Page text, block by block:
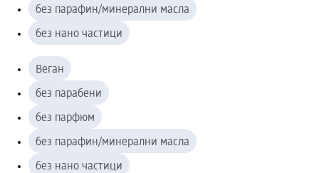
без парафин/минерални масла
без нано частици
Веган
без парабени
без парфюм
без парафин/минерални масла
без нано частици